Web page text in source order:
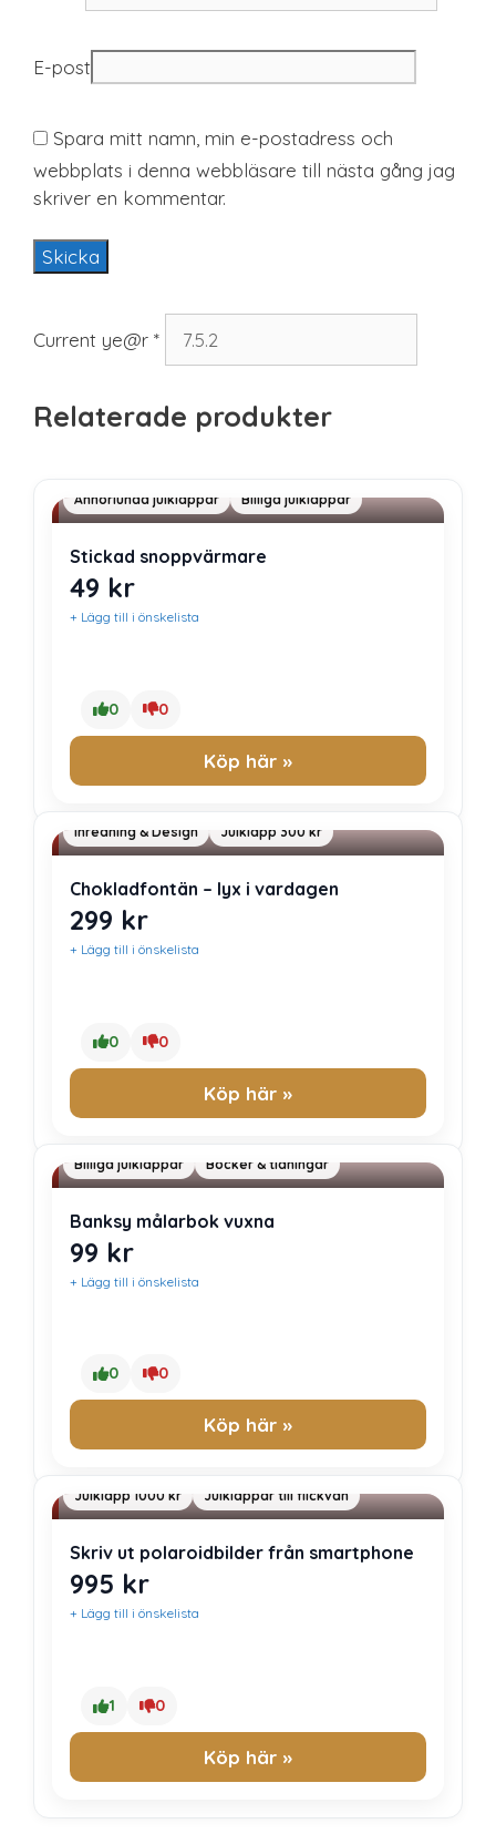
E-post
Spara mitt namn, min e-postadress och
webbplats i denna webbläsare till nästa gång jag
skriver en kommentar.
Current ye@r *
Relaterade produkter
Annorlunda julklappar Billiga julklappar
Stickad snoppvärmare
49 kr
+ Lägg till i önskelista
0 0
Köp här »
Inredning & Design Julklapp 300 kr
Chokladfontän – lyx i vardagen
299 kr
+ Lägg till i önskelista
0 0
Köp här »
Billiga julklappar Böcker & tidningar
Banksy målarbok vuxna
99 kr
+ Lägg till i önskelista
0 0
Köp här »
Julklapp 1000 kr Julklappar till flickvän
Skriv ut polaroidbilder från smartphone
995 kr
+ Lägg till i önskelista
1 0
Köp här »